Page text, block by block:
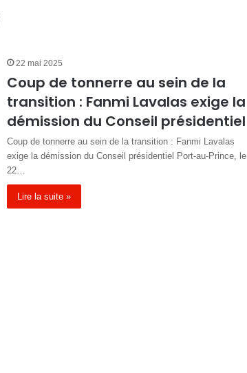
22 mai 2025
Coup de tonnerre au sein de la
transition : Fanmi Lavalas exige la
démission du Conseil présidentiel
Coup de tonnerre au sein de la transition : Fanmi Lavalas
exige la démission du Conseil présidentiel Port-au-Prince, le
22…
Lire la suite »